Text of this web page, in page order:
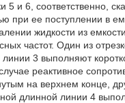
5 и 6, соответственно,
при ее поступлении в
жидкости из
частот. Один из
линии 3 выполняют
реактивное
на верхнем конце,
длинной линии 4